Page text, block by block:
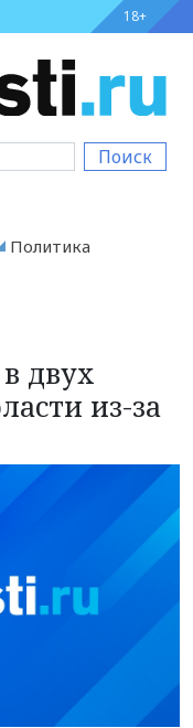
18+
Поиск
Политика
двух
из-за